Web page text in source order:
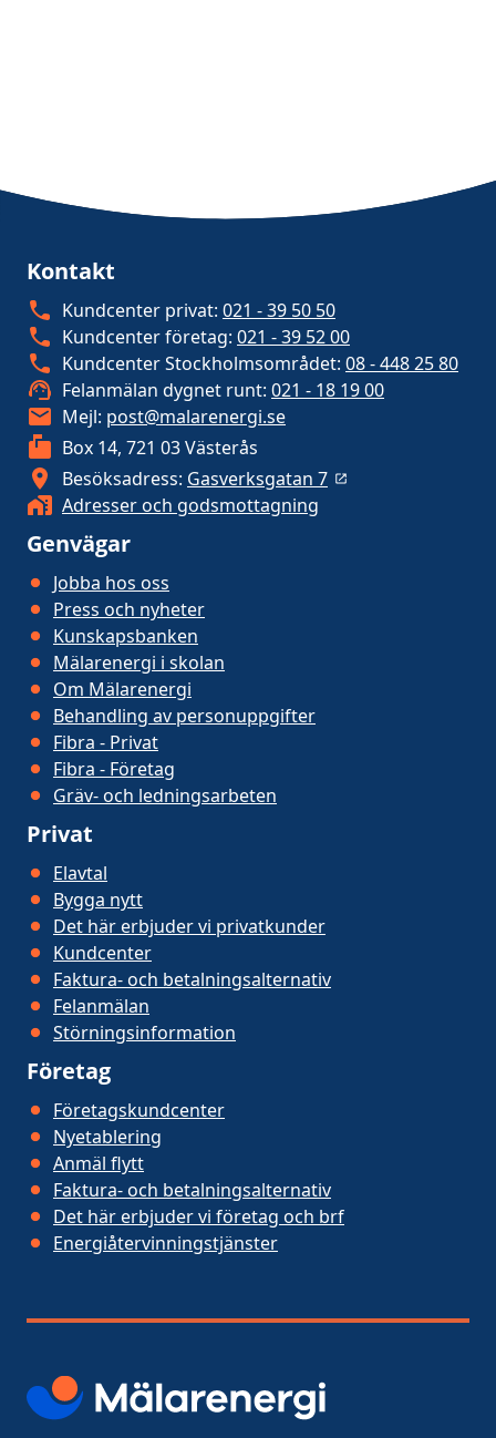
Kontakt
Kundcenter privat: 021 - 39 50 50
Kundcenter företag: 021 - 39 52 00
Kundcenter Stockholmsområdet: 08 - 448 25 80
Felanmälan dygnet runt: 021 - 18 19 00
Mejl: post@malarenergi.se
Box 14, 721 03 Västerås
Besöksadress: Gasverksgatan 7
Adresser och godsmottagning
Genvägar
Jobba hos oss
Press och nyheter
Kunskapsbanken
Mälarenergi i skolan
Om Mälarenergi
Behandling av personuppgifter
Fibra - Privat
Fibra - Företag
Gräv- och ledningsarbeten
Privat
Elavtal
Bygga nytt
Det här erbjuder vi privatkunder
Kundcenter
Faktura- och betalningsalternativ
Felanmälan
Störningsinformation
Företag
Företagskundcenter
Nyetablering
Anmäl flytt
Faktura- och betalningsalternativ
Det här erbjuder vi företag och brf
Energiåtervinningstjänster